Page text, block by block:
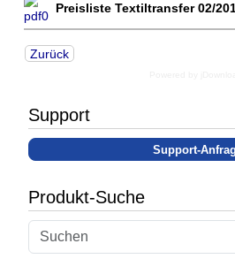
Preisliste Textiltransfer 02/
Zurück
Support
Support-
Produkt-Suche